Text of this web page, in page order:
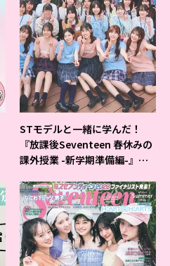
STモデルと一緒に学んだ！
『放課後Seventeen 春休みの
課外授業 -新学期準備編-』イ